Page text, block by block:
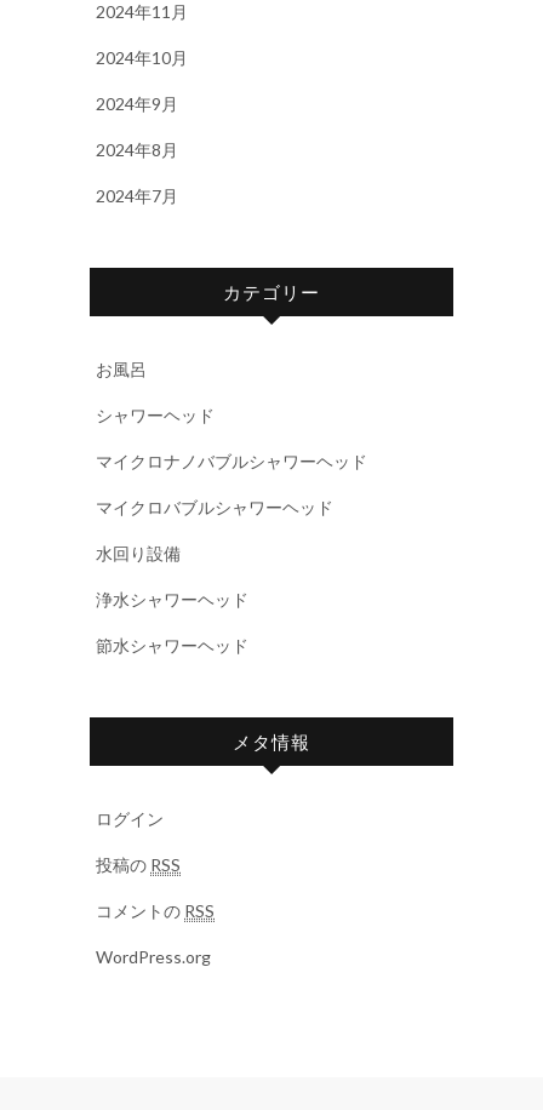
2024年11月
2024年10月
2024年9月
2024年8月
2024年7月
カテゴリー
お風呂
シャワーヘッド
マイクロナノバブルシャワーヘッド
マイクロバブルシャワーヘッド
水回り設備
浄水シャワーヘッド
節水シャワーヘッド
メタ情報
ログイン
投稿の RSS
コメントの RSS
WordPress.org